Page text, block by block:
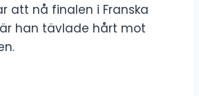
att nå finalen i Franska
han tävlade hårt mot